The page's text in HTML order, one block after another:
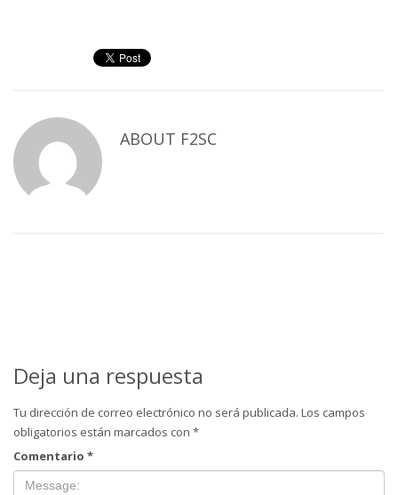
ABOUT F2SC
Deja una respuesta
Tu dirección de correo electrónico no será publicada. Los campos
obligatorios están marcados con *
Comentario *